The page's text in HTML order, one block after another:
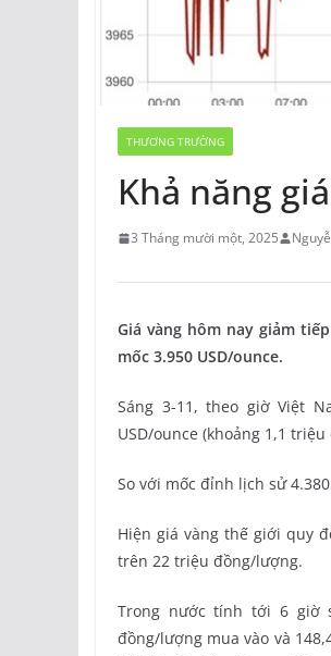
THƯƠNG TRƯỜNG
Khả năng
3 Tháng mười một, 2025
Giá vàng hôm nay giảm
mốc 3.950 USD/ounce.
Sáng 3-11, theo giờ Việt
USD/ounce (khoảng 1,1
So với mốc đỉnh lịch sử
Hiện giá vàng thế giới quy
trên 22 triệu đồng/lượng.
Trong nước tính tới 6 giờ
đồng/lượng mua vào và